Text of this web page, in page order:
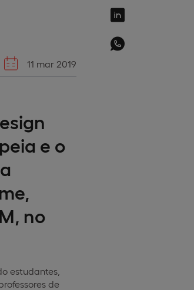
11 mar 2019
e o
no
estudantes,
de